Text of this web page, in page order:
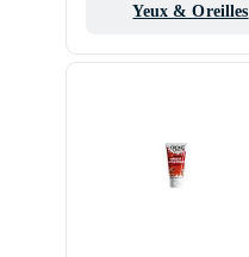
Yeux & Oreilles